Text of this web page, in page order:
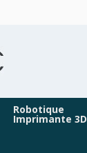
Robotique
Imprimante 3D